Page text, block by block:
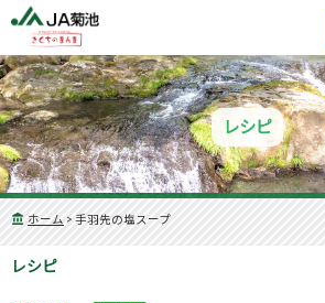
レシピ
ホーム > 手羽先の塩スープ
レシピ